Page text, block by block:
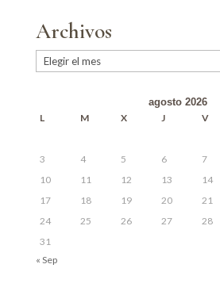
Archivos
Archivos
agosto 2026
L
M X J V
3
4 5 6 7
10
11 12 13 14
17
18 19 20 21
24
25 26 27 28
31
« Sep